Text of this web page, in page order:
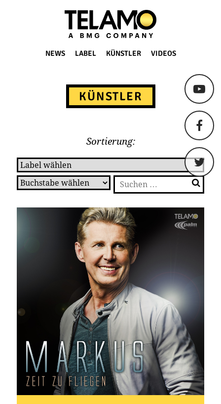
TELAMO
NEWS LABEL KÜNSTLER VIDEOS
KÜNSTLER
Sortierung:
Suchen
nach: